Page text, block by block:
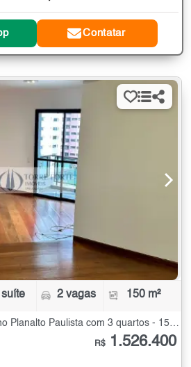
Contatar
suíte 2 vagas 150 m²
Apartamento à Venda no Planalto Paulista com 3 quartos - 150 m²
R$ 1.526.400